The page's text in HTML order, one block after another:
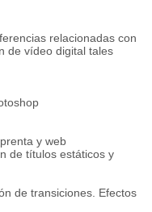
relacionadas con
de vídeo digital tales
y web
de títulos estáticos y
de transiciones. Efectos